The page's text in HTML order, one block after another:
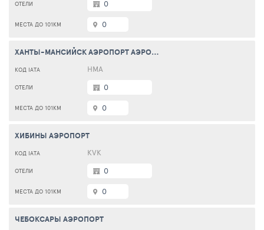
0
0
ХАНТЫ-МАНСИЙСК АЭРОПОРТ АЭРОПОРТ
HMA
0
0
ХИБИНЫ АЭРОПОРТ
KVK
0
0
ЧЕБОКСАРЫ АЭРОПОРТ